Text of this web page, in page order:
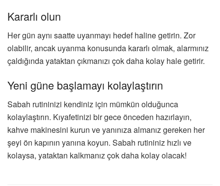
Kararlı olun
Her gün aynı saatte uyanmayı hedef haline getirin. Zor
olabilir, ancak uyanma konusunda kararlı olmak, alarmınız
çaldığında yataktan çıkmanızı çok daha kolay hale getirir.
Yeni güne başlamayı kolaylaştırın
Sabah rutininizi kendiniz için mümkün olduğunca
kolaylaştırın. Kıyafetinizi bir gece önceden hazırlayın,
kahve makinesini kurun ve yanınıza almanız gereken her
şeyi ön kapının yanına koyun. Sabah rutininiz hızlı ve
kolaysa, yataktan kalkmanız çok daha kolay olacak!